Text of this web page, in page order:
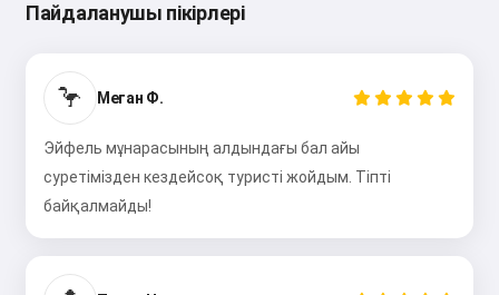
Пайдаланушы пікірлері
🦩 Меган Ф.
Эйфель мұнарасының алдындағы бал айы
суретімізден кездейсоқ туристі жойдым. Тіпті
байқалмайды!